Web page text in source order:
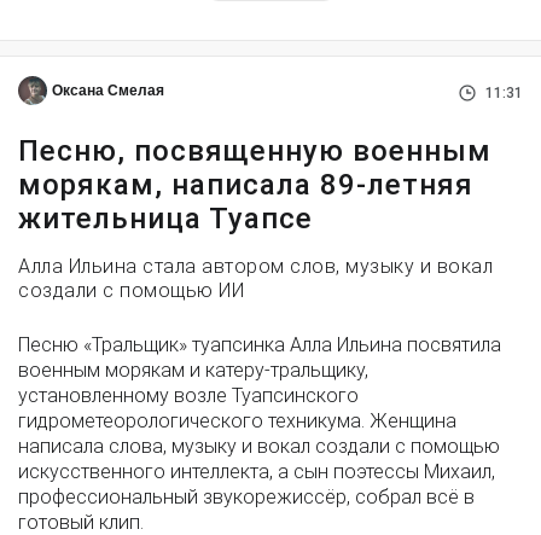
Оксана Смелая 11:31
Песню, посвященную военным
морякам, написала 89-летняя
жительница Туапсе
Алла Ильина стала автором слов, музыку и вокал
создали с помощью ИИ
Песню «Тральщик» туапсинка Алла Ильина посвятила
военным морякам и катеру-тральщику,
установленному возле Туапсинского
гидрометеорологического техникума. Женщина
написала слова, музыку и вокал создали с помощью
искусственного интеллекта, а сын поэтессы Михаил,
профессиональный звукорежиссёр, собрал всё в
готовый клип.